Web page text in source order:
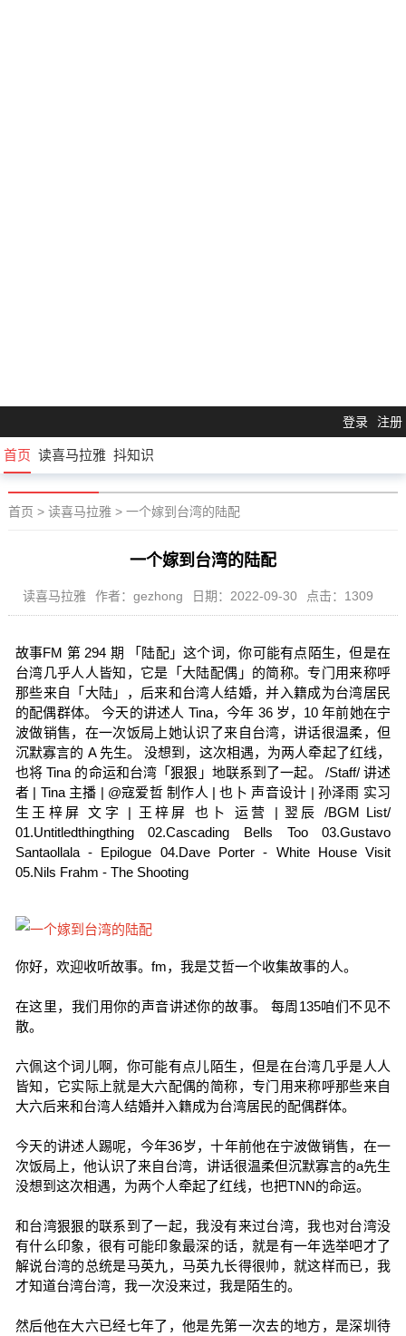
登录 注册
首页 读喜马拉雅 抖知识
首页 > 读喜马拉雅> 一个嫁到台湾的陆配
一个嫁到台湾的陆配
读喜马拉雅 作者：gezhong 日期：2022-09-30 点击：1309
故事FM 第 294 期 「陆配」这个词，你可能有点陌生，但是在
台湾几乎人人皆知，它是「大陆配偶」的简称。专门用来称呼
那些来自「大陆」，后来和台湾人结婚，并入籍成为台湾居民
的配偶群体。 今天的讲述人 Tina，今年 36 岁，10 年前她在宁
波做销售，在一次饭局上她认识了来自台湾，讲话很温柔，但
沉默寡言的 A 先生。 没想到，这次相遇，为两人牵起了红线，
也将 Tina 的命运和台湾「狠狠」地联系到了一起。 /Staff/ 讲述
者 | Tina 主播 | @寇爱哲 制作人 | 也卜 声音设计 | 孙泽雨 实习
生王梓屏 文字 | 王梓屏 也卜 运营 | 翌辰 /BGM List/
01.Untitledthingthing 02.Cascading Bells Too 03.Gustavo
Santaollala - Epilogue 04.Dave Porter - White House Visit
05.Nils Frahm - The Shooting
你好，欢迎收听故事。fm，我是艾哲一个收集故事的人。
在这里，我们用你的声音讲述你的故事。 每周135咱们不见不
散。
六佩这个词儿啊，你可能有点儿陌生，但是在台湾几乎是人人
皆知，它实际上就是大六配偶的简称，专门用来称呼那些来自
大六后来和台湾人结婚并入籍成为台湾居民的配偶群体。
今天的讲述人踢呢，今年36岁，十年前他在宁波做销售，在一
次饭局上，他认识了来自台湾，讲话很温柔但沉默寡言的a先生
没想到这次相遇，为两个人牵起了红线，也把TNN的命运。
和台湾狠狠的联系到了一起，我没有来过台湾，我也对台湾没
有什么印象，很有可能印象最深的话，就是有一年选举吧才了
解说台湾的总统是马英九，马英九长得很帅，就这样而已，我
才知道台湾台湾，我一次没来过，我是陌生的。
然后他在大六已经七年了，他是先第一次去的地方，是深圳待